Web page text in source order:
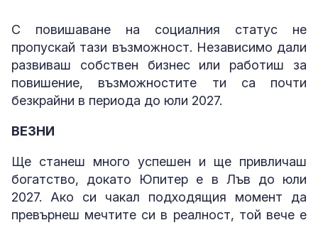
С повишаване на социалния статус не
пропускай тази възможност. Независимо дали
развиваш собствен бизнес или работиш за
повишение, възможностите ти са почти
безкрайни в периода до юли 2027.
ВЕЗНИ
Ще станеш много успешен и ще привличаш
богатство, докато Юпитер е в Лъв до юли
2027. Ако си чакал подходящия момент да
превърнеш мечтите си в реалност, той вече е